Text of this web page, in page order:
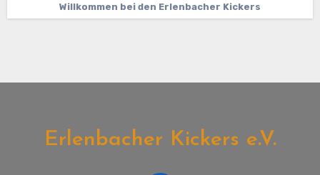
Willkommen bei den Erlenbacher Kickers
Erlenbacher Kickers e.V.